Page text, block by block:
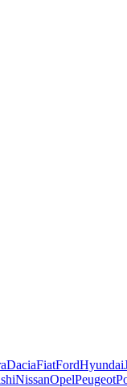
DaciaFiatFordHyundai
NissanOpelPeugeot